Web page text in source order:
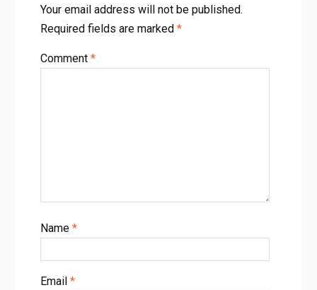
Your email address will not be published.
Required fields are marked *
Comment *
Name *
Email *